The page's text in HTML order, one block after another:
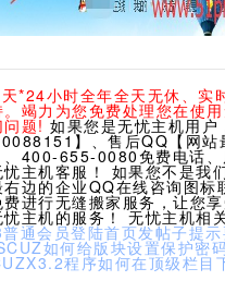
*24小时全年全天无休、实
竭力为您免费处理您在使
问题!如果您是无忧主机用户
】、售后QQ【网站
、400-655-0080免费电话
主机客服！ 如果您不是我
边的企业QQ在线咨询图标
进行无缝搬家服务，让您
主机的服务！ 无忧主机相
通会员登陆首页发帖子提示
如何给版块设置保护密
程序如何在顶级栏目